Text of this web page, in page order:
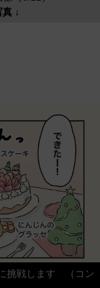
↓
挑戦します （コン